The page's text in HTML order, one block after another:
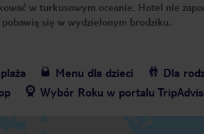
w turkusowym oceanie. Hotel nie
się w wydzielonym brodziku.
Menu dla dzieci Dla
Wybór Roku w portalu